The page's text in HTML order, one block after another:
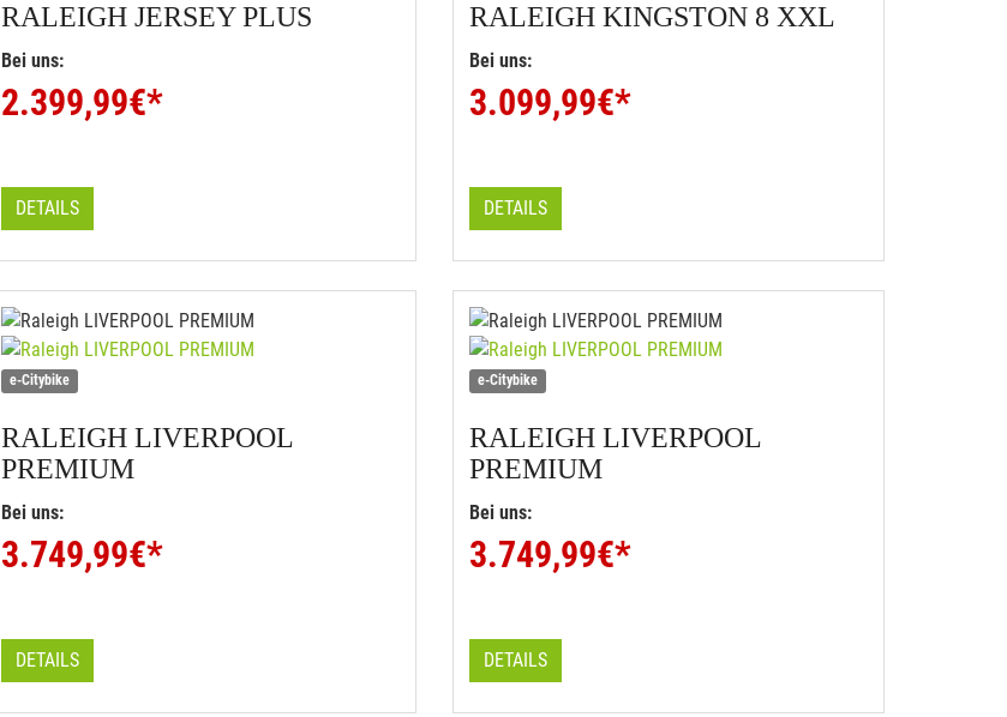
RALEIGH JERSEY PLUS
Bei uns:
2.399,99€*
DETAILS
RALEIGH KINGSTON 8 XXL
Bei uns:
3.099,99€*
DETAILS
e-Citybike
RALEIGH LIVERPOOL
PREMIUM
Bei uns:
3.749,99€*
DETAILS
e-Citybike
RALEIGH LIVERPOOL
PREMIUM
Bei uns:
3.749,99€*
DETAILS